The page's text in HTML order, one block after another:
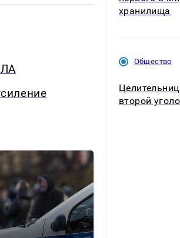
хранилища
Общество
второй